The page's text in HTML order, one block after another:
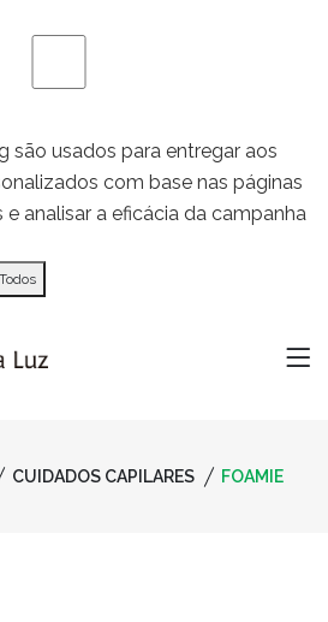
são usados para entregar aos
com base nas páginas
analisar a eficácia da campanha
CUIDADOS CAPILARES FOAMIE